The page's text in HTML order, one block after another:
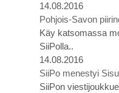
14.08.2016
Pohjois-Savon
Käy katsomassa
SiiPolla..
14.08.2016
SiiPo menestyi
SiiPon